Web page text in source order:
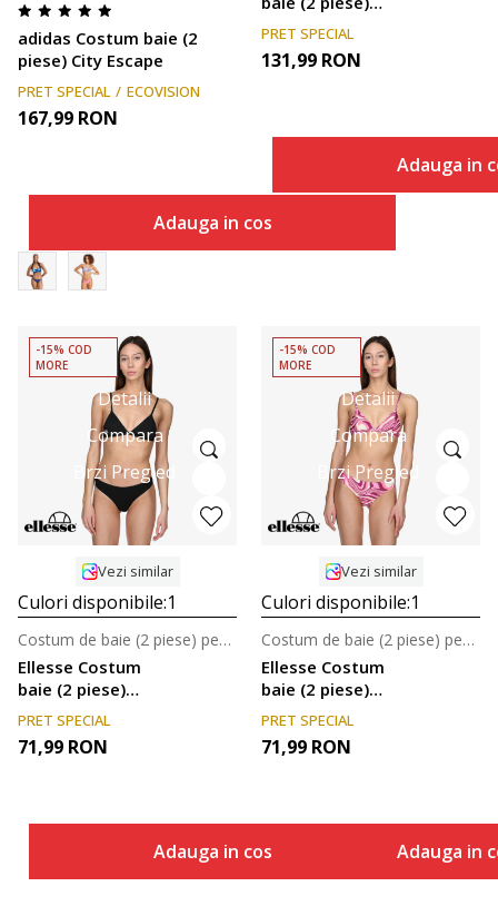
adidas Costum baie (2
piese) City Escape
PRET SPECIAL ECOVISION
167,99 RON
Adauga in cos
CROSSBACK
PRET SPECIAL
131,99 RON
Adauga in
Detalii
Compara
Brzi Pregled
-15% COD
MORE
Vezi similar
Culori disponibile:1
Ellesse Costum
baie (2 piese)
SWIMSUIT
Costum de baie (2 piese) pentru femei
PRET SPECIAL
71,99 RON
Adauga in cos
Detalii
Compara
Brzi Pregled
-15% COD
MORE
Vezi similar
Culori disponibile:1
Ellesse Costum
baie (2 piese)
SWIMSUIT
Costum de baie (2 piese) pentru femei
PRET SPECIAL
71,99 RON
Adauga in